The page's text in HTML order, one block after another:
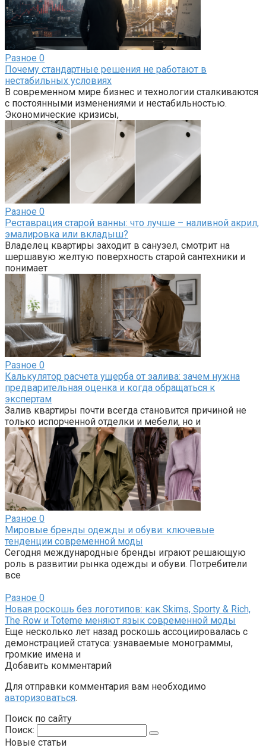
Разное 0
Почему стандартные решения не работают в
нестабильных условиях
В современном мире бизнес и технологии сталкиваются
с постоянными изменениями и нестабильностью.
Экономические кризисы,
Разное 0
Реставрация старой ванны: что лучше – наливной акрил,
эмалировка или вкладыш?
Владелец квартиры заходит в санузел, смотрит на
шершавую желтую поверхность старой сантехники и
понимает
Разное 0
Калькулятор расчета ущерба от залива: зачем нужна
предварительная оценка и когда обращаться к
экспертам
Залив квартиры почти всегда становится причиной не
только испорченной отделки и мебели, но и
Разное 0
Мировые бренды одежды и обуви: ключевые
тенденции современной моды
Сегодня международные бренды играют решающую
роль в развитии рынка одежды и обуви. Потребители
все
Разное 0
Новая роскошь без логотипов: как Skims, Sporty & Rich,
The Row и Toteme меняют язык современной моды
Еще несколько лет назад роскошь ассоциировалась с
демонстрацией статуса: узнаваемые монограммы,
громкие имена и
Добавить комментарий
Для отправки комментария вам необходимо
авторизоваться.
Поиск по сайту
Поиск:
Новые статьи